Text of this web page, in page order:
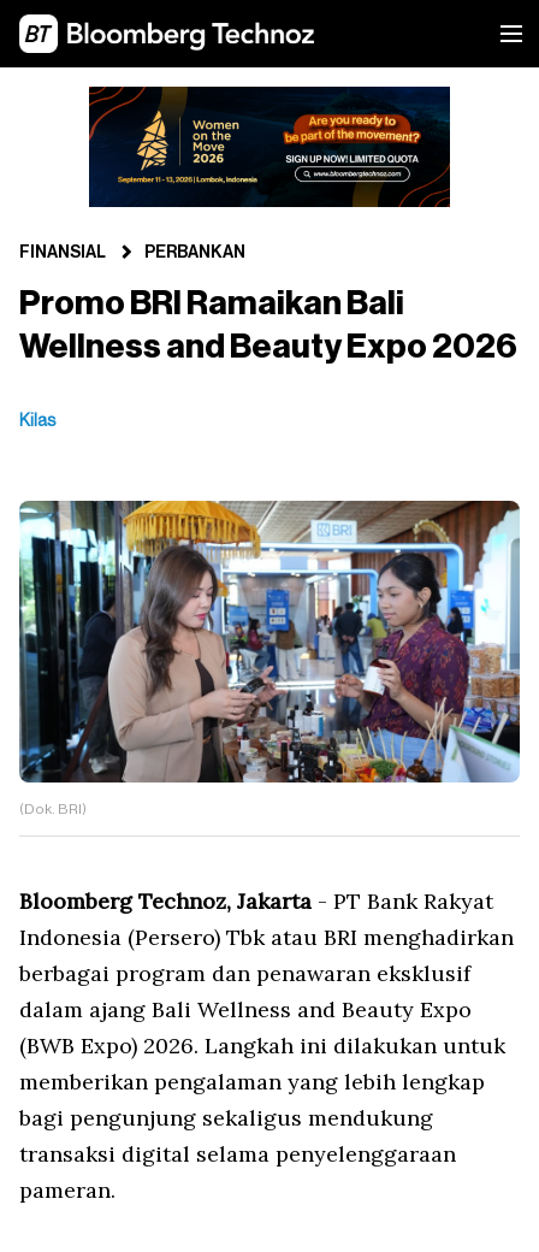
FINANSIAL PERBANKAN
Promo BRI Ramaikan Bali
Wellness and Beauty Expo 2026
Kilas
(Dok. BRI)
Bloomberg Technoz, Jakarta - PT Bank Rakyat
Indonesia (Persero) Tbk atau BRI menghadirkan
berbagai program dan penawaran eksklusif
dalam ajang Bali Wellness and Beauty Expo
(BWB Expo) 2026. Langkah ini dilakukan untuk
memberikan pengalaman yang lebih lengkap
bagi pengunjung sekaligus mendukung
transaksi digital selama penyelenggaraan
pameran.